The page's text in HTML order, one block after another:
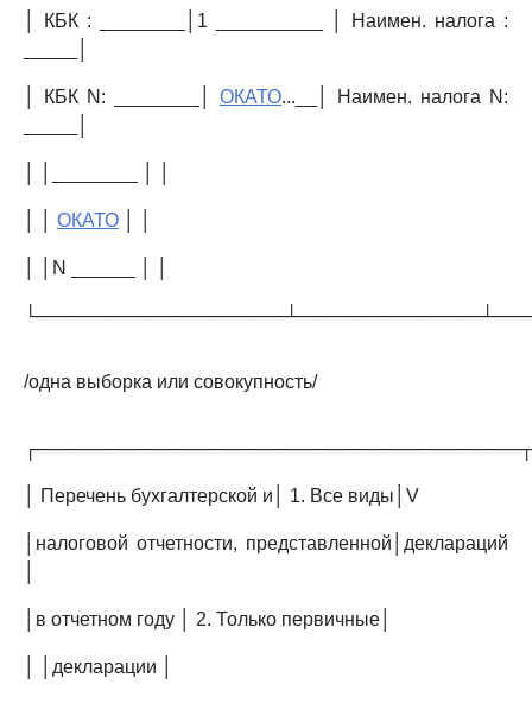
│ КБК : ________│1 __________ │ Наимен. налога :
│ КБК N: ________│ ОКАТО...__│ Наимен. налога N:
ОКАТО
│ │N ______ │ │
/одна выборка или совокупность/
│ Перечень бухгалтерской и│ 1. Все виды│V
│налоговой отчетности, представленной│деклараций
│в отчетном году │ 2. Только первичные│
│ │декларации │